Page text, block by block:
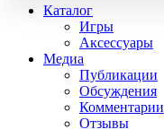
Каталог
Игры
Аксессуары
Медиа
Публикации
Обсуждения
Комментарии
Отзывы